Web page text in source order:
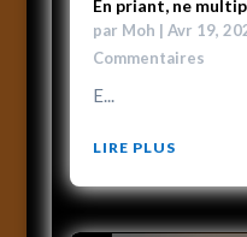
En priant, ne
par Moh | Avr 19,
Commentaires
E...
LIRE PLUS